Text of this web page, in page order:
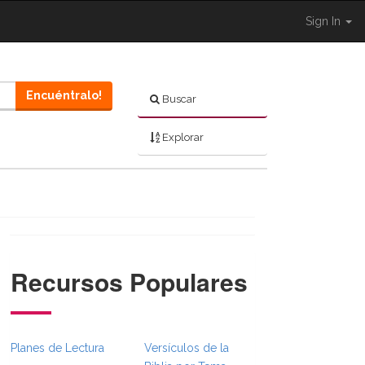
Sign In
Buscar
Explorar
Encuéntralo!
}} }}
Recursos Populares
Planes de Lectura
Versículos de la